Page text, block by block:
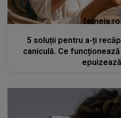
femeia.ro
5 soluții pentru a-ți
caniculă. Ce
epuizează